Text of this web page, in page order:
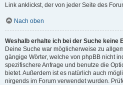
Link anklickst, der von jeder Seite des
Nach oben
Weshalb erhalte ich bei der Suche keine
Deine Suche war möglicherweise zu
gängige Wörter, welche von phpBB nicht
spezifischere Anfrage und benutze die
bietet. Außerdem ist es natürlich auch
nirgends im Forum verwendet wurden.